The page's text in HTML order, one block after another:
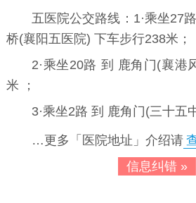
五医院公交路线：1·乘坐27
桥(襄阳五医院) 下车步行238米；
2·乘坐20路 到 鹿角门(襄港
米 ；
3·乘坐2路 到 鹿角门(三十五
…更多「医院地址」介绍请
信息纠错 »